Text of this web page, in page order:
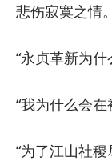
悲伤寂寞之情。
“永贞革新为什
“我为什么会在
“为了江山社